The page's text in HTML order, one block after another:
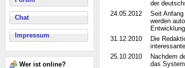
Chat
Impressum
Wer ist online?
der
24.05.2012
Seit
werden
31.12.2010
Die
25.10.2010
Nachdem
das